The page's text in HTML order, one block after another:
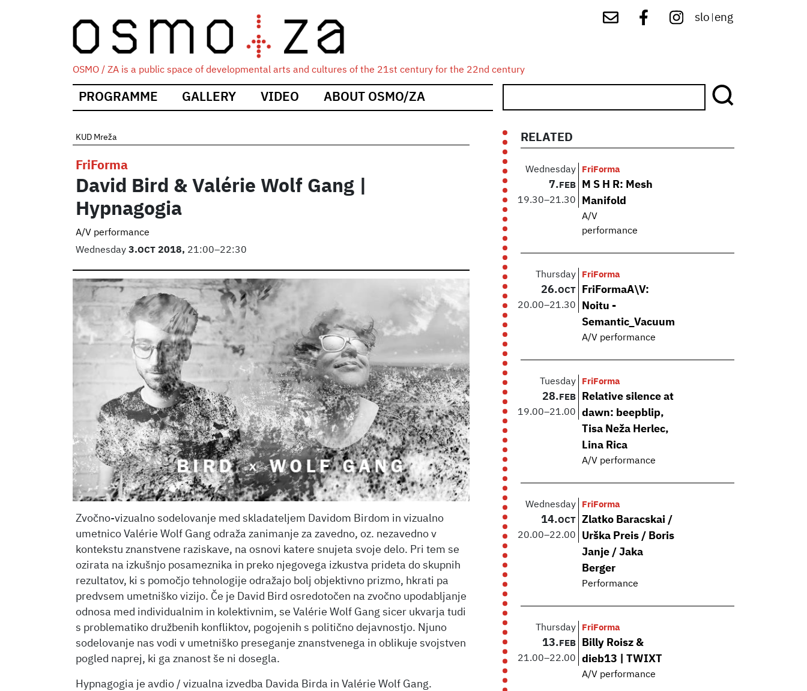
OSMO / ZA is a public space of developmental arts and cultures of the 21st century for the 22nd century
slo eng
Main
PROGRAMME GALLERY VIDEO ABOUT OSMO/ZA
KUD Mreža
FriForma
David Bird & Valérie Wolf Gang |
Hypnagogia
A/V performance
Wednesday 3.OCT 2018, 21:00–22:30
Zvočno-vizualno sodelovanje med skladateljem Davidom Birdom in vizualno
umetnico Valérie Wolf Gang odraža zanimanje za zavedno, oz. nezavedno v
kontekstu znanstvene raziskave, na osnovi katere snujeta svoje delo. Pri tem se
ozirata na izkušnjo posameznika in preko njegovega izkustva prideta do skupnih
rezultatov, ki s pomočjo tehnologije odražajo bolj objektivno prizmo, hkrati pa
predvsem umetniško vizijo. Če je David Bird osredotočen na zvočno upodabljanje
odnosa med individualnim in kolektivnim, se Valérie Wolf Gang sicer ukvarja tudi
s problematiko družbenih konfliktov, pogojenih s politično dejavnostjo. Njuno
sodelovanje nas vodi v umetniško preseganje znanstvenega in oblikuje svojstven
pogled naprej, ki ga znanost še ni dosegla.
Hypnagogia je avdio / vizualna izvedba Davida Birda in Valérie Wolf Gang.
RELATED
Wednesday
7. FEB
19.30–21.30
FriForma
M S H R: Mesh
Manifold
A/V
performance
Thursday
26.OCT
20.00–21.30
FriForma
FriFormaA\V:
Noitu -
Semantic_Vacuum
A/V performance
Tuesday
28. FEB
19.00–21.00
FriForma
Relative silence at
dawn: beepblip,
Tisa Neža Herlec,
Lina Rica
A/V performance
Wednesday
14.OCT
20.00–22.00
FriForma
Zlatko Baracskai /
Urška Preis / Boris
Janje / Jaka
Berger
Performance
Thursday
13. FEB
21.00–22.00
FriForma
Billy Roisz &
dieb13 | TWIXT
A/V performance